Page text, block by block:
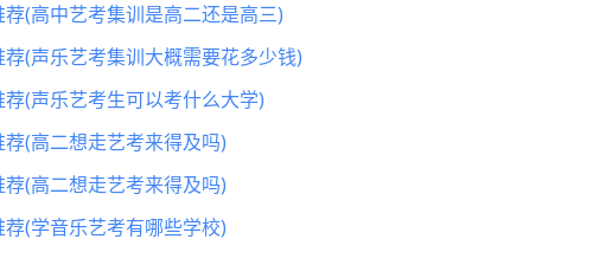
(高中艺考集训是高二还是高三)
(声乐艺考集训大概需要花多少钱)
(声乐艺考生可以考什么大学)
(高二想走艺考来得及吗)
(高二想走艺考来得及吗)
(学音乐艺考有哪些学校)